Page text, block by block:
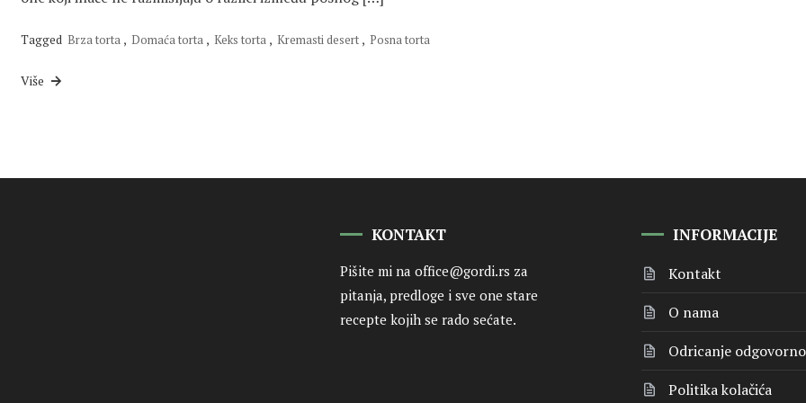
Tagged Brza torta , Domaća torta , Keks torta , Kremasti desert , Posna torta
Više
KONTAKT
Pišite mi na office@gordi.rs za
pitanja, predloge i sve one stare
recepte kojih se rado sećate.
INFORMACIJE
Kontakt
O nama
Odricanje
Politika kolačića